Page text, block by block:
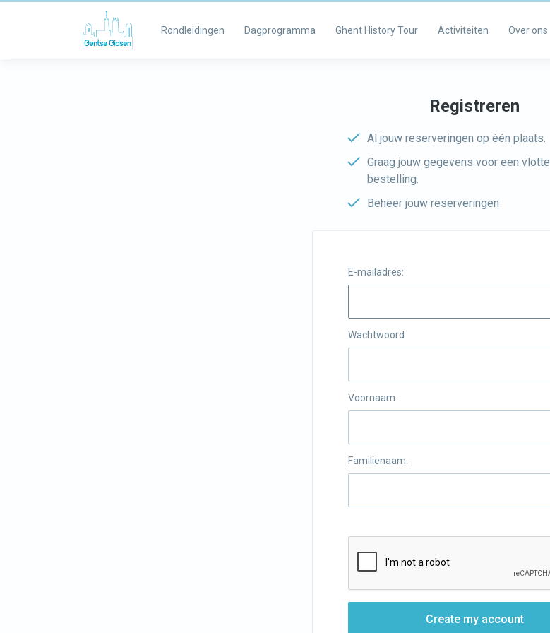
Rondleidingen Dagprogramma Ghent History Tour Activiteiten Over ons
Registreren
Al jouw reserveringen op één plaats.
Graag jouw gegevens voor een vlotte
bestelling.
Beheer jouw reserveringen
E-mailadres:
Wachtwoord:
Voornaam:
Familienaam:
Create my account